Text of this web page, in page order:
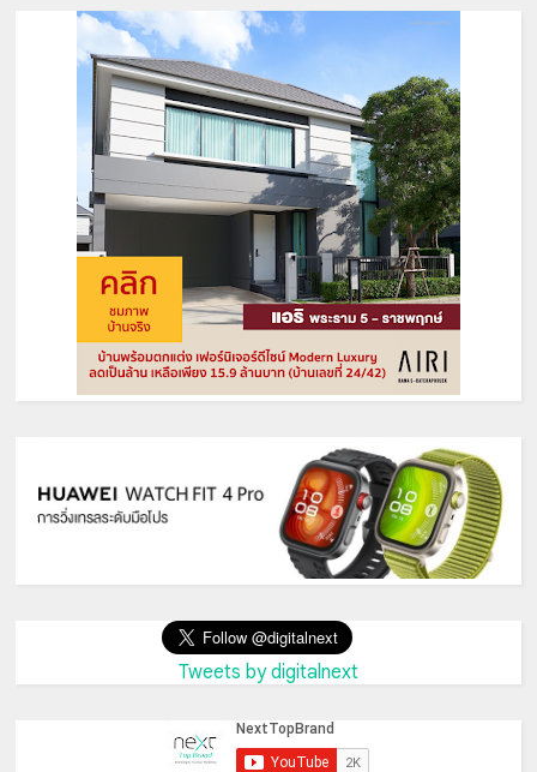
Tweets by digitalnext